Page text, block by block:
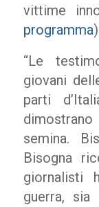
vittime
programma
“Le
giovani
parti
semina.
Bisogna
giornalisti
guerra,